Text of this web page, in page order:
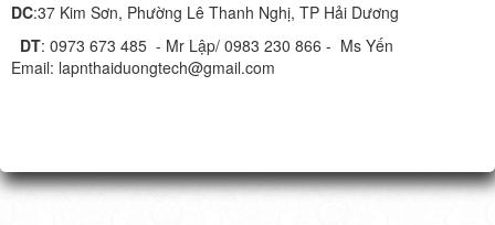
DC:37 Kim Sơn, Phường Lê Thanh Nghị, TP Hải Dương
DT: 0973 673 485 - Mr Lập/ 0983 230 866 - Ms Yến
Email: lapnthaiduongtech@gmail.com